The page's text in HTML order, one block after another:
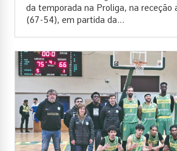
da temporada na Proliga, na receção
(67-54), em partida da...